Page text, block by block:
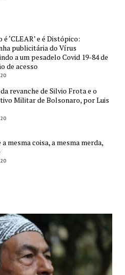
é ‘CLEAR’ e é Distópico:
publicitária do Vírus
a um pesadelo Covid 19-84 de
de acesso
revanche de Silvio Frota e o
Militar de Bolsonaro, por Luis
mesma coisa, a mesma merda,